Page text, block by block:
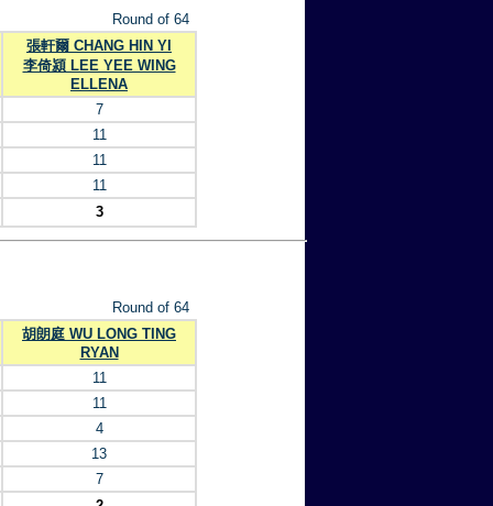
Round of 64
張軒爾 CHANG HIN YI
李倚潁 LEE YEE WING
ELLENA
7
11
11
11
3
Round of 64
胡朗庭 WU LONG TING
RYAN
11
11
4
13
7